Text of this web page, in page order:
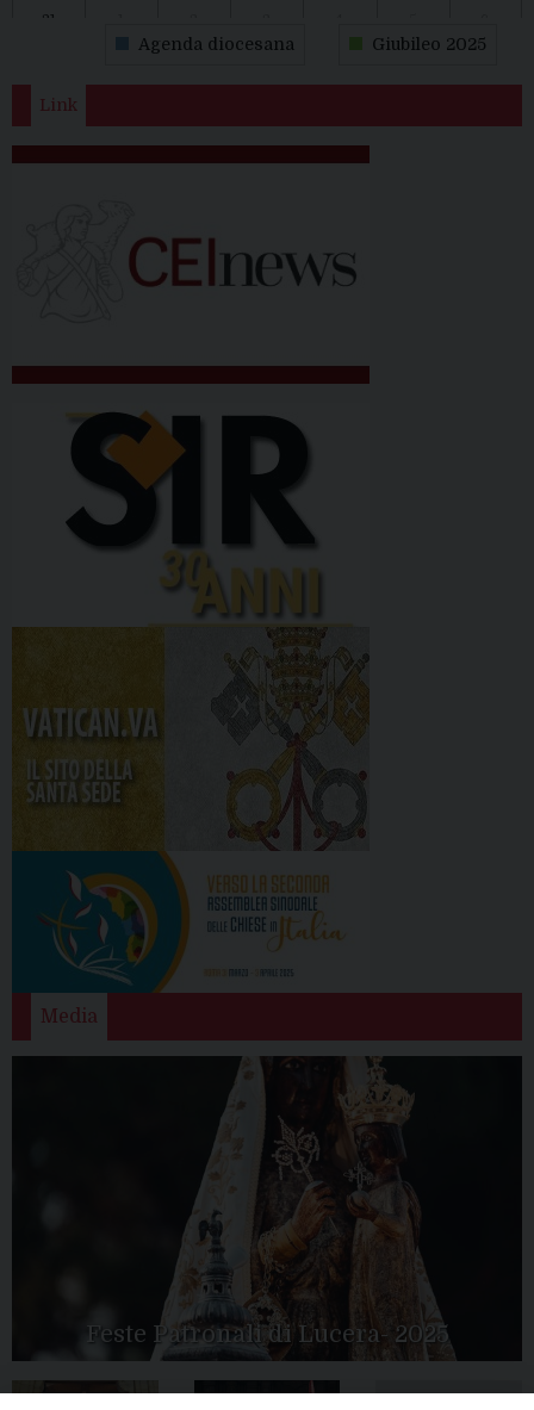
31
Agenda diocesana Giubileo 2025
Link
Media
Feste Patronali di Lucera- 2025